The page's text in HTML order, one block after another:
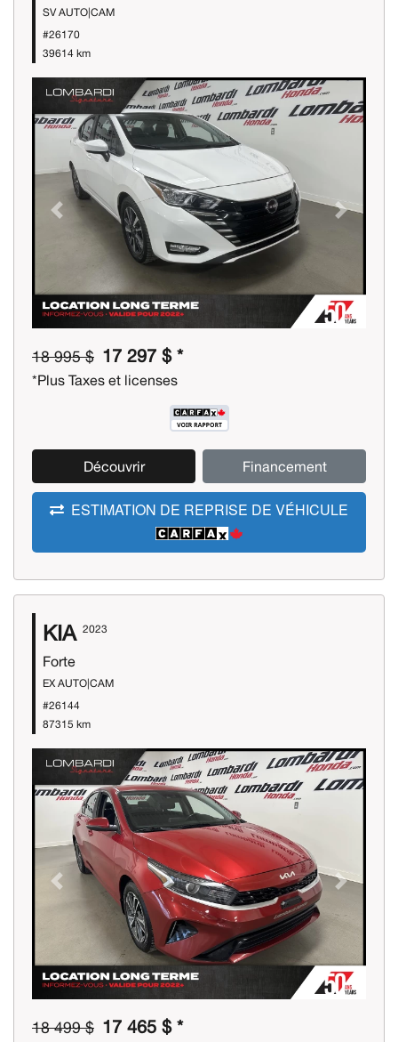
SV AUTO|CAM
#26170
39614 km
Previous Next
18 995 $ 17 297 $ *
*Plus Taxes et licenses
Découvrir Financement
ESTIMATION DE REPRISE DE VÉHICULE
KIA 2023
Forte
EX AUTO|CAM
#26144
87315 km
Previous Next
18 499 $ 17 465 $ *